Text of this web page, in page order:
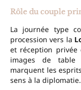
Rôle du couple
La journée type
procession vers la
et réception privée
images de table
marquent les
sens à la diplomatie.